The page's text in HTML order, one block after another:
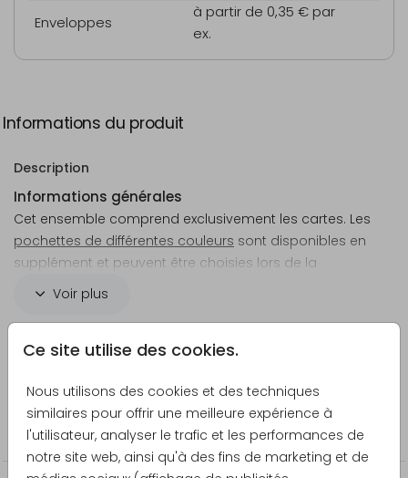
Ce site utilise des cookies.
Nous utilisons des cookies et des techniques
similaires pour offrir une meilleure expérience à
l'utilisateur, analyser le trafic et les performances de
notre site web, ainsi qu'à des fins de marketing et de
Enveloppes
à partir de 0,35 € par
ex.
Informations du produit
Description
Informations générales
Cet ensemble comprend exclusivement les cartes. Les
pochettes de différentes couleurs sont disponibles en
supplément et peuvent être choisies lors de la
commande.
Astuce : Pour fermer vos pochettes, vous pouvez
utiliser desautocollants personnalisés
cuir(prévoir 55 à 60 cm par pochette), ainsi que des
bandeaux, à commander séparément.
Dimensions
Les cartes sont découpées dans une feuille de
Voir plus
Créateur
Catégorie
Faire-part de mariage